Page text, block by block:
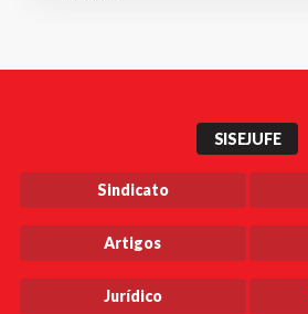
SISEJUFE
Sindicato
Artigos
Jurídico